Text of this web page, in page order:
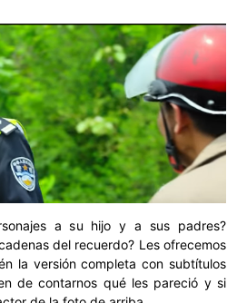
a su hijo y a sus padres?
del recuerdo? Les ofrecemos
la versión completa con subtítulos
de contarnos qué les pareció y si